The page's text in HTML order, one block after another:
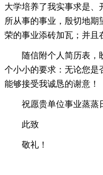
大学培养了我实事求是、
所从事的事业，殷切地
荣的事业添砖加瓦；并且
随信附个人简历表，
个小小的要求：无论您是
能够接受我诚恳的谢意！
祝愿贵单位事业蒸蒸
此致
敬礼！